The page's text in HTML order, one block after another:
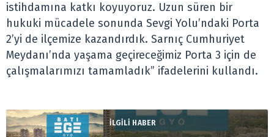
istihdamına katkı koyuyoruz. Uzun süren bir
hukuki mücadele sonunda Sevgi Yolu’ndaki Porta
2’yi de ilçemize kazandırdık. Sarnıç Cumhuriyet
Meydanı’nda yaşama geçireceğimiz Porta 3 için de
çalışmalarımızı tamamladık” ifadelerini kullandı.
İLGİLİ HABER